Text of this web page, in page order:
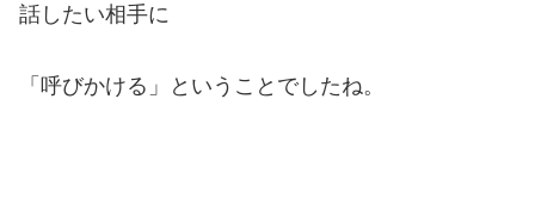
話したい相手に
「呼びかける」ということでしたね。